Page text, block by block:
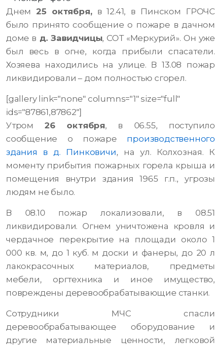
Днем 25 октября,в 12.41, в Пинском ГРОЧС
было принято сообщение о пожаре в дачном
доме в д. Завидчицы, СОТ «Меркурий». Он уже
был весь в огне, когда прибыли спасатели.
Хозяева находились на улице. В 13.08 пожар
ликвидировали – дом полностью сгорел.
[gallery link="none" columns="1" size="full"
ids="87861,87862"]
Утром 26 октября, в 06.55, поступило
сообщение о пожаре производственного
здания в д. Пинковичи, на ул. Колхозная. К
моменту прибытия пожарных горела крыша и
помещения внутри здания 1965 г.п., угрозы
людям не было.
В 08.10 пожар локализовали, в 08.51
ликвидировали. Огнем уничтожена кровля и
чердачное перекрытие на площади около 1
000 кв. м, до 1 куб. м доски и фанеры, до 20 л
лакокрасочных материалов, предметы
мебели, оргтехника и иное имущество,
повреждены деревообрабатывающие станки.
Сотрудники МЧС спасли
деревообрабатывающее оборудование и
другие материальные ценности, легковой